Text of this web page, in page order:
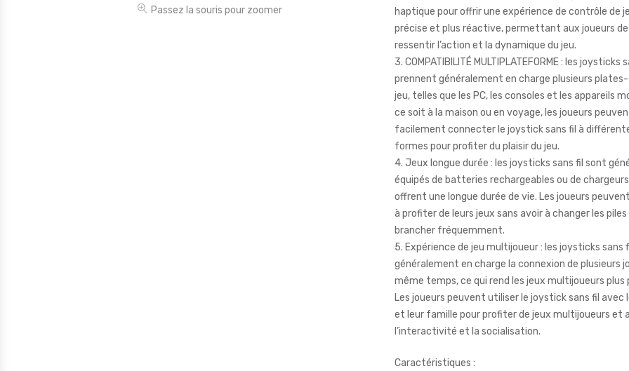
Passez la souris pour zoomer
haptique pour offrir une expérience de contrôle de
précise et plus réactive, permettant aux joueurs
ressentir l’action et la dynamique du jeu.
3. COMPATIBILITÉ MULTIPLATEFORME : les joysticks
prennent généralement en charge plusieurs
jeu, telles que les PC, les consoles et les appareils
ce soit à la maison ou en voyage, les joueurs
facilement connecter le joystick sans fil à
formes pour profiter du plaisir du jeu.
4. Jeux longue durée : les joysticks sans fil sont
équipés de batteries rechargeables ou de
offrent une longue durée de vie. Les joueurs
à profiter de leurs jeux sans avoir à changer les piles
brancher fréquemment.
5. Expérience de jeu multijoueur : les joysticks sans
généralement en charge la connexion de plusieurs
même temps, ce qui rend les jeux multijoueurs plus
Les joueurs peuvent utiliser le joystick sans fil avec
et leur famille pour profiter de jeux multijoueurs et
l’interactivité et la socialisation.
Caractéristiques :